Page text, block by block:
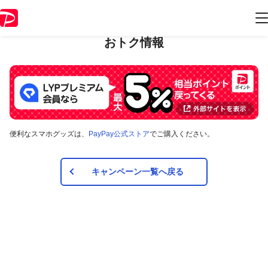
おトク情報
便利なスマホグッズは、 PayPay公式ストアでご購入ください。
キャンペーン一覧へ戻る